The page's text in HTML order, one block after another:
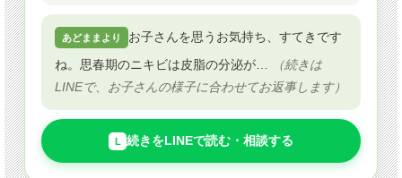
あどままより
お子さんを思うお気持ち、すてきです
ね。思春期のニキビは皮脂の分泌が…
（続きは
LINEで、お子さんの様子に合わせてお返事します）
L 続きをLINEで読む・相談する